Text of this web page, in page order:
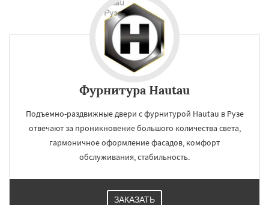
Фурнитура Hautau
Подъемно-раздвижные двери с фурнитурой Hautau в Рузе
отвечают за проникновение большого количества света,
гармоничное оформление фасадов, комфорт
обслуживания, стабильность.
ЗАКАЗАТЬ